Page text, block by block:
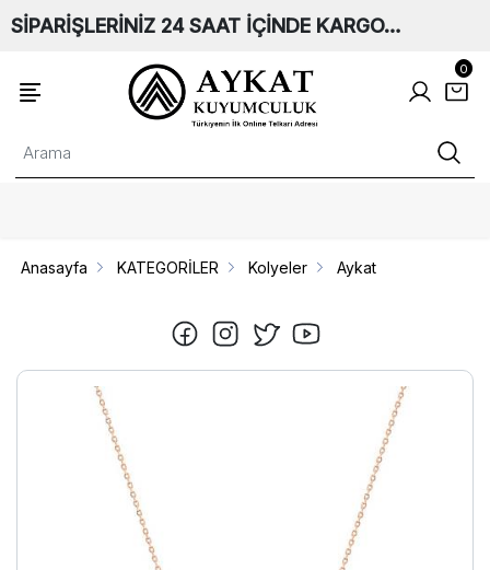
SİPARİŞLERİNİZ 24 SAAT İÇİNDE KARGO…
0
Anasayfa KATEGORİLER Kolyeler Aykat